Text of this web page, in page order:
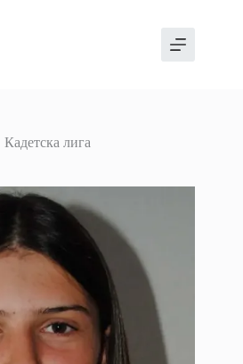
Кадетска лига